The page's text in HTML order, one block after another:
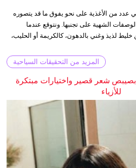
عدد من الأغذية على نحو يفوق ما قد يتصوره
الشهية على تجنبها. ونتوقع عندما
لذيذ وغني بالدهون، كالكريمة أو الحليب،
المزيد من التحقيقات السياحية
شعر قصير واختيارات مبتكرة
للأزياء